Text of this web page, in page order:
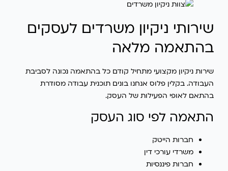
שירותי ניקיון משרדים לעסקים
בהתאמה מלאה
שירות ניקיון מקצועי מתחיל קודם כל בהתאמה נכונה לסביבת
העבודה. בקלין פלוס אנחנו בונים תוכנית עבודה מסודרת
בהתאם לאופי הפעילות של העסק.
התאמה לפי סוג העסק
חברות הייטק
משרדי עורכי דין
חברות פיננסיות